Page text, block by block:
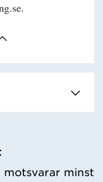
motsvarar minst